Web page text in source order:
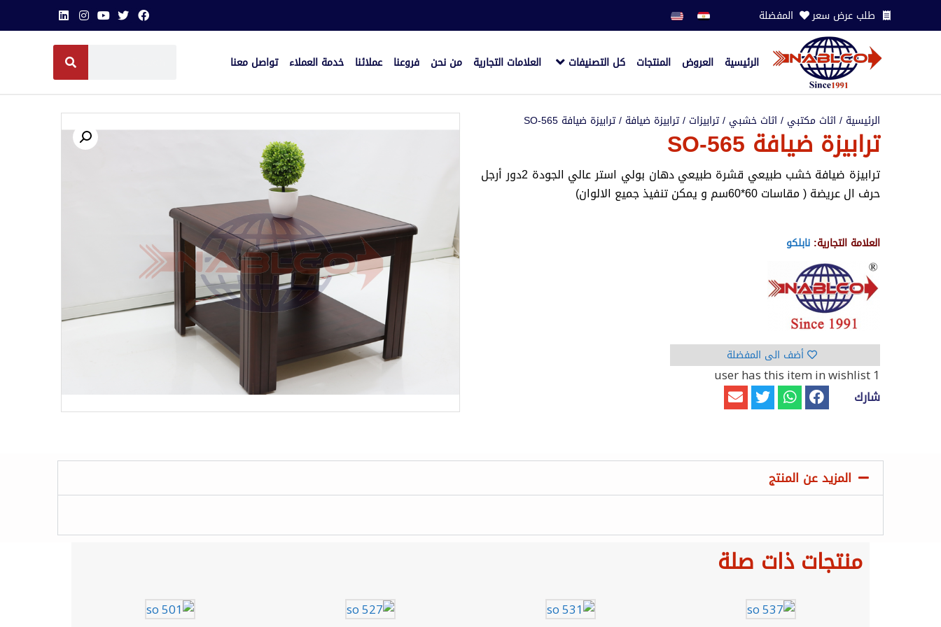
طلب عرض سعر المفضلة
الرئيسية العروض المنتجات كل التصنيفات العلامات التجارية من نحن فروعنا عملائنا خدمة العملاء تواصل معنا
الرئيسية / اثاث مكتبي / اثاث خشبي /ترابيزات /ترابيزة ضيافة / ترابيزة ضيافة SO-565
ترابيزة ضيافة SO-565
ترابيزة ضيافة خشب طبيعي قشرة طبيعي دهان بولي استر عالي الجودة 2دور أرجل
حرف ال عريضة ( مقاسات 60*60سم و يمكن تنفيذ جميع الالوان)
العلامة التجارية: نابلكو
أضف الى المفضلة
1 user
has this item in wishlist
شارك
المزيد عن المنتج
منتجات ذات صلة